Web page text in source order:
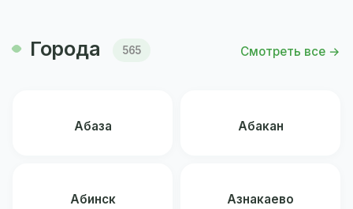
Города 565 Смотреть все →
Абаза Абакан
Абинск Азнакаево